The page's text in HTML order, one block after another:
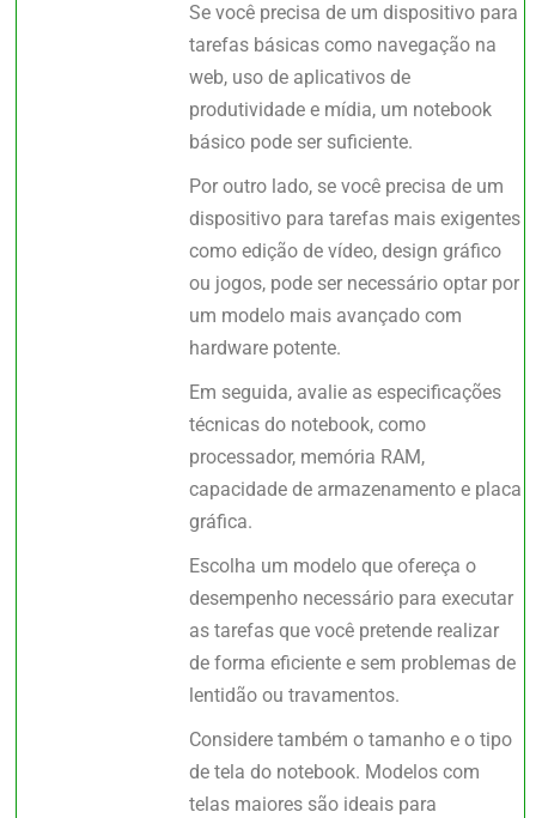
Se você precisa de um dispositivo para
tarefas básicas como navegação na
web, uso de aplicativos de
produtividade e mídia, um notebook
básico pode ser suficiente.
Por outro lado, se você precisa de um
dispositivo para tarefas mais exigentes
como edição de vídeo, design gráfico
ou jogos, pode ser necessário optar por
um modelo mais avançado com
hardware potente.
Em seguida, avalie as especificações
técnicas do notebook, como
processador, memória RAM,
capacidade de armazenamento e placa
gráfica.
Escolha um modelo que ofereça o
desempenho necessário para executar
as tarefas que você pretende realizar
de forma eficiente e sem problemas de
lentidão ou travamentos.
Considere também o tamanho e o tipo
de tela do notebook. Modelos com
telas maiores são ideais para